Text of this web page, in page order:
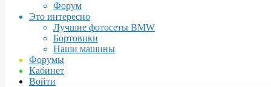
Форум
Это интересно
Лучшие фотосеты BMW
Бортовики
Наши машины
Форумы
Кабинет
Войти